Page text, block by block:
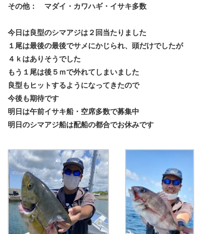
その他： マダイ・カワハギ・イサキ多数
今日は良型のシマアジは２回当たりました
１尾は最後の最後でサメにかじられ、頭だけでしたが
４ｋはありそうでした
もう１尾は後５ｍで外れてしまいました
良型もヒットするようになってきたので
今後も期待です
明日は午前イサキ船・空席多数で募集中
明日のシマアジ船は配船の都合でお休みです